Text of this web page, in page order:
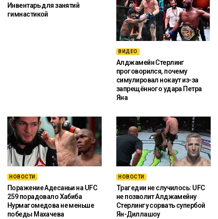
Инвентарь для занятий
гимнастикой
ВИДЕО
Алджамейн Стерлинг
проговорился, почему
симулировал нокаут из-за
запрещённого удара Петра
Яна
НОВОСТИ
Поражение Адесаньи на UFC
259 порадовало Хабиба
Нурмагомедова не меньше
победы Махачева
НОВОСТИ
Трагедии не случилось: UFC
не позволит Алджамейну
Стерлингу сорвать супербой
Ян-Диллашоу